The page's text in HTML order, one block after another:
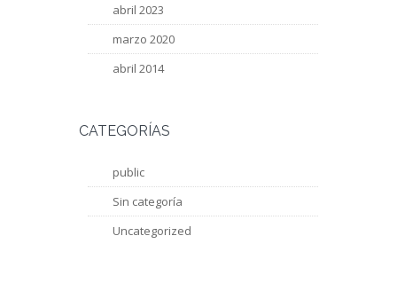
abril 2023
marzo 2020
abril 2014
CATEGORÍAS
public
Sin categoría
Uncategorized